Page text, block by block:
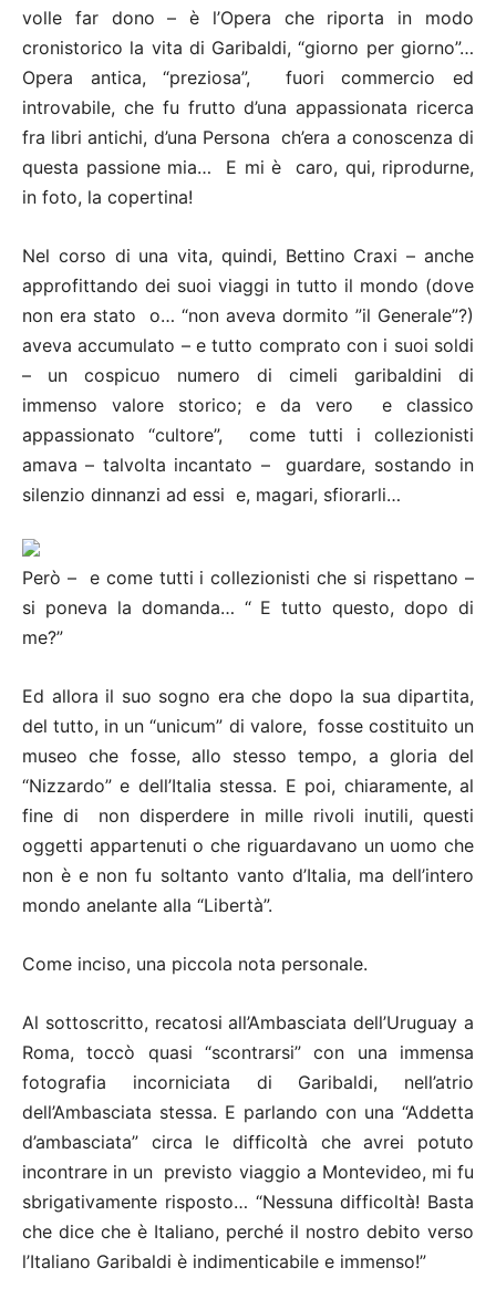
volle far dono – è l’Opera che riporta in modo
cronistorico la vita di Garibaldi, “giorno per giorno”…
Opera antica, “preziosa”, fuori commercio ed
introvabile, che fu frutto d’una appassionata ricerca
fra libri antichi, d’una Persona ch’era a conoscenza di
questa passione mia… E mi è caro, qui, riprodurne,
in foto, la copertina!
Nel corso di una vita, quindi, Bettino Craxi – anche
approfittando dei suoi viaggi in tutto il mondo (dove
non era stato o… “non aveva dormito ”il Generale”?)
aveva accumulato – e tutto comprato con i suoi soldi
– un cospicuo numero di cimeli garibaldini di
immenso valore storico; e da vero e classico
appassionato “cultore”, come tutti i collezionisti
amava – talvolta incantato – guardare, sostando in
silenzio dinnanzi ad essi e, magari, sfiorarli…
Però – e come tutti i collezionisti che si rispettano –
si poneva la domanda… “ E tutto questo, dopo di
me?”
Ed allora il suo sogno era che dopo la sua dipartita,
del tutto, in un “unicum” di valore, fosse costituito un
museo che fosse, allo stesso tempo, a gloria del
“Nizzardo” e dell’Italia stessa. E poi, chiaramente, al
fine di non disperdere in mille rivoli inutili, questi
oggetti appartenuti o che riguardavano un uomo che
non è e non fu soltanto vanto d’Italia, ma dell’intero
mondo anelante alla “Libertà”.
Come inciso, una piccola nota personale.
Al sottoscritto, recatosi all’Ambasciata dell’Uruguay a
Roma, toccò quasi “scontrarsi” con una immensa
fotografia incorniciata di Garibaldi, nell’atrio
dell’Ambasciata stessa. E parlando con una “Addetta
d’ambasciata” circa le difficoltà che avrei potuto
incontrare in un previsto viaggio a Montevideo, mi fu
sbrigativamente risposto… “Nessuna difficoltà! Basta
che dice che è Italiano, perché il nostro debito verso
l’Italiano Garibaldi è indimenticabile e immenso!”